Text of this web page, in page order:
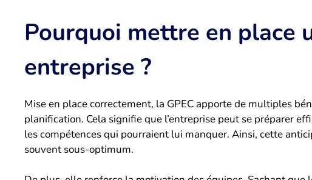
Pourquoi mettre en place
entreprise ?
Mise en place correctement, la GPEC apporte de multiples
planification. Cela signifie que l’entreprise peut se préparer
les compétences qui pourraient lui manquer. Ainsi, cette
souvent sous-optimum.